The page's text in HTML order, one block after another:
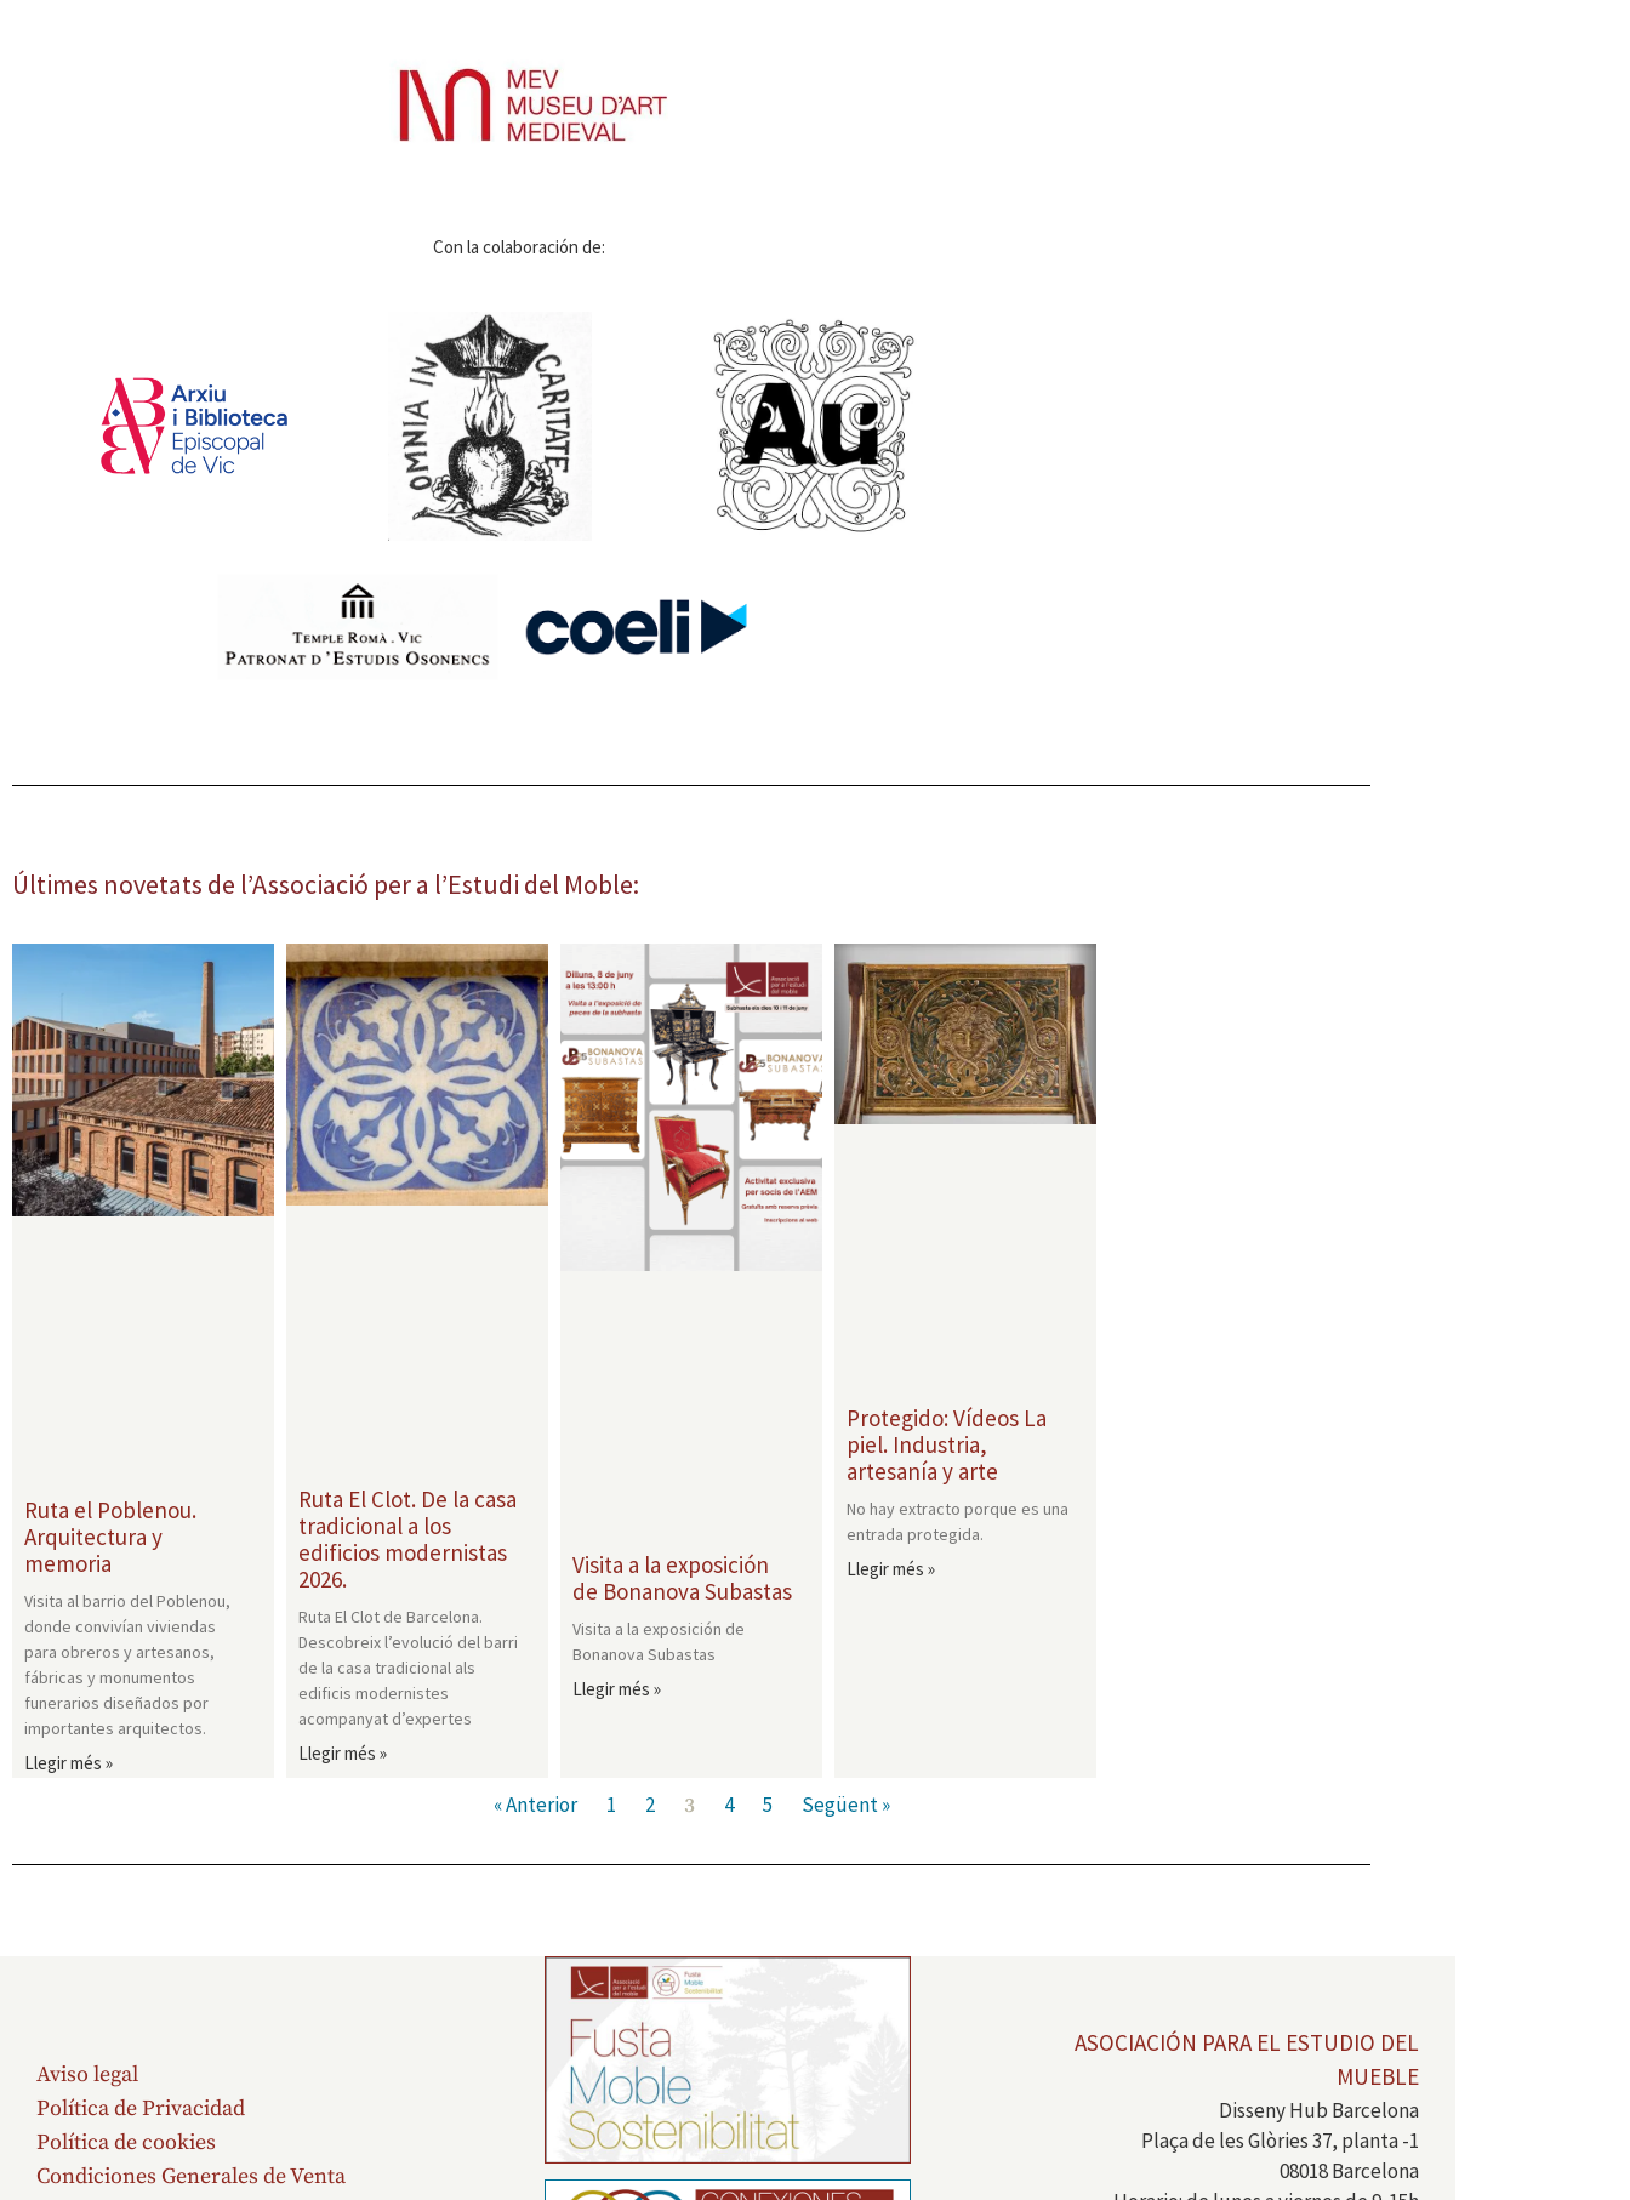
Con la colaboración de:
Últimes novetats de l’Associació per a l’Estudi del Moble:
Ruta el Poblenou.
Arquitectura y
memoria
Visita al barrio del Poblenou,
donde convivían viviendas
para obreros y artesanos,
fábricas y monumentos
funerarios diseñados por
importantes arquitectos.
Llegir més »
Ruta El Clot. De la casa
tradicional a los
edificios modernistas
2026.
Ruta El Clot de Barcelona.
Descobreix l’evolució del barri
de la casa tradicional als
edificis modernistes
acompanyat d’expertes
Llegir més »
Visita a la exposición
de Bonanova Subastas
Visita a la exposición de
Bonanova Subastas
Llegir més »
Protegido: Vídeos La
piel. Industria,
artesanía y arte
No hay extracto porque es una
entrada protegida.
Llegir més »
« Anterior 1 2 3 4 5 Següent »
Aviso legal
Política de Privacidad
Política de cookies
Condiciones Generales de Venta
ASOCIACIÓN PARA EL ESTUDIO DEL
MUEBLE
Disseny Hub Barcelona
Plaça de les Glòries 37, planta -1
08018 Barcelona